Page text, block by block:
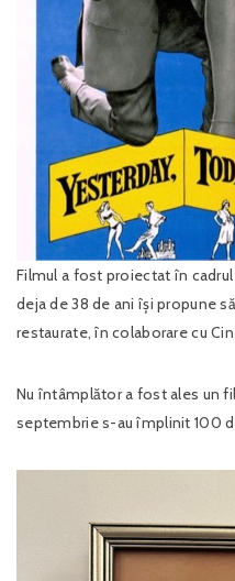
Filmul a fost proiectat în
deja de 38 de ani își propune
restaurate, în colaborare cu
Nu întâmplător a fost ales un
septembrie s-au împlinit 100